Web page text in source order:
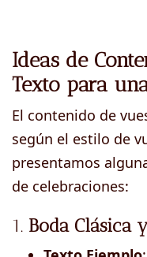
Ideas de
Texto para
El contenido de
según el estilo de
presentamos
de celebraciones:
1. Boda Clásica